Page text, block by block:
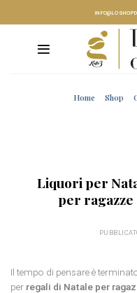
Home Shop
Liquori per
per ragazze
Il tempo di pensare è
per regali di Natale per